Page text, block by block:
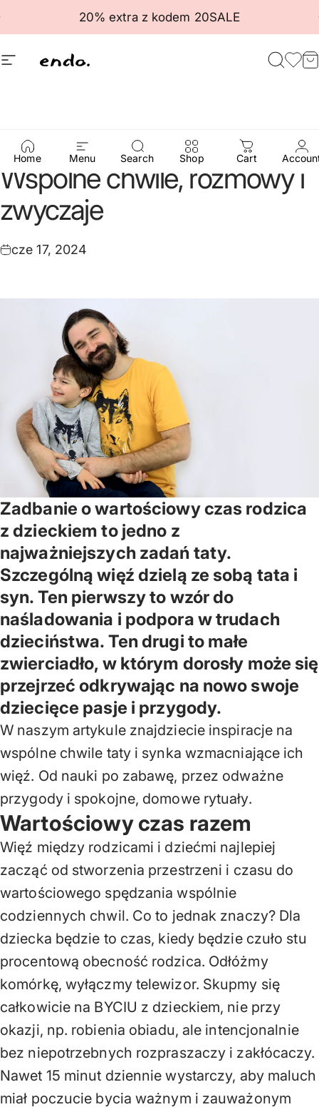
Przejdź do treści
20% extra z kodem 20SALE
Wstrzymaj pokaz slajdów
Nawigacja witryny
Endo
Home Menu Search Shop Cart
Jaki Tata takiSyn–
Wspólnechwile, rozmowy i
zwyczaje
cze 17, 2024
Zadbanie o wartościowy czas rodzica
z dzieckiem to jedno z
najważniejszych zadań taty.
Szczególną więź dzielą ze sobą tata i
syn. Ten pierwszy to wzór do
naśladowania i podpora w trudach
dzieciństwa. Ten drugi to małe
zwierciadło, w którym dorosły może się
przejrzeć odkrywając na nowo swoje
dziecięce pasje i przygody.
W naszym artykule znajdziecie inspiracje na
wspólne chwile taty i synka wzmacniające ich
więź. Od nauki po zabawę, przez odważne
przygody i spokojne, domowe rytuały.
Wartościowy czas razem
Więź między rodzicami i dziećmi najlepiej
zacząć od stworzenia przestrzeni i czasu do
wartościowego spędzania wspólnie
codziennych chwil. Co to jednak znaczy? Dla
dziecka będzie to czas, kiedy będzie czuło stu
procentową obecność rodzica. Odłóżmy
komórkę, wyłączmy telewizor. Skupmy się
całkowicie na BYCIU z dzieckiem, nie przy
okazji, np. robienia obiadu, ale intencjonalnie
bez niepotrzebnych rozpraszaczy i zakłócaczy.
Nawet 15 minut dziennie wystarczy, aby maluch
miał poczucie bycia ważnym i zauważonym